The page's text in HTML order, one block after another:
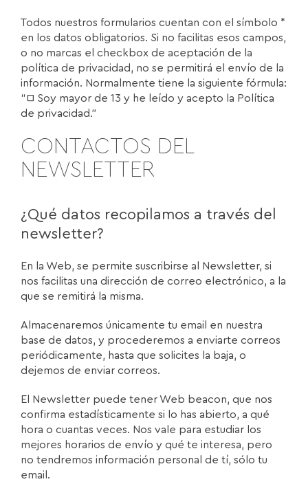
Todos nuestros formularios cuentan con el símbolo *
en los datos obligatorios. Si no facilitas esos campos,
o no marcas el checkbox de aceptación de la
política de privacidad, no se permitirá el envío de la
información. Normalmente tiene la siguiente fórmula:
“□ Soy mayor de 13 y he leído y acepto la Política
de privacidad.”
CONTACTOS DEL
NEWSLETTER
¿Qué datos recopilamos a través del
newsletter?
En la Web, se permite suscribirse al Newsletter, si
nos facilitas una dirección de correo electrónico, a la
que se remitirá la misma.
Almacenaremos únicamente tu email en nuestra
base de datos, y procederemos a enviarte correos
periódicamente, hasta que solicites la baja, o
dejemos de enviar correos.
El Newsletter puede tener Web beacon, que nos
confirma estadísticamente si lo has abierto, a qué
hora o cuantas veces. Nos vale para estudiar los
mejores horarios de envío y qué te interesa, pero
no tendremos información personal de tí, sólo tu
email.